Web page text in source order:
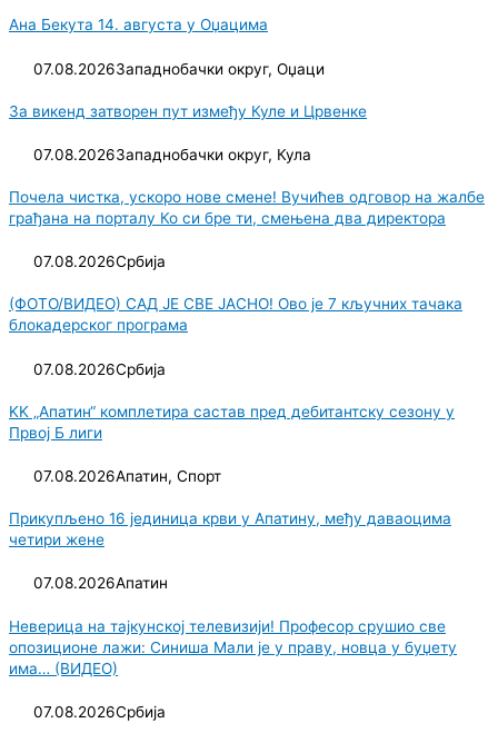
Ана Бекута 14. августа у Оџацима
07.08.2026Западнобачки округ,Оџаци
За викенд затворен пут између Куле и Црвенке
07.08.2026Западнобачки округ, Кула
Почела чистка, ускоро нове смене! Вучићев одговор на жалбе
грађана на порталу Ко си бре ти, смењена два директора
07.08.2026Србија
(ФОТО/ВИДЕО) САД ЈЕ СВЕ ЈАСНО! Ово је 7 кључних тачака
блокадерског програма
07.08.2026Србија
KK „Апатин“ комплетира састав пред дебитантску сезону у
Првој Б лиги
07.08.2026Апатин,Спорт
Прикупљено 16 јединица крви у Апатину, међу даваоцима
четири жене
07.08.2026Апатин
Неверица на тајкунској телевизији! Професор срушио све
опозиционе лажи: Синиша Мали је у праву, новца у буџету
има… (ВИДЕО)
07.08.2026Србија